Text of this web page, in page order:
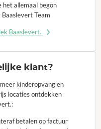
het allemaal begon
Baaslevert Team
Baaslevert.
klant?
kinderopvang en
locaties ontdekken
betalen op factuur